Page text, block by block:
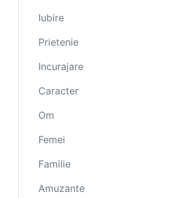
Iubire
Prietenie
Incurajare
Caracter
Om
Femei
Familie
Amuzante